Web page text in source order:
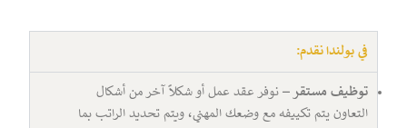
في بولندا نقدم:
توظيف مستقر– نوفر عقد عمل أو شكلاً آخر من أشكال
التعاون يتم تكييفه مع وضعك المهني، ويتم تحديد الراتب بما